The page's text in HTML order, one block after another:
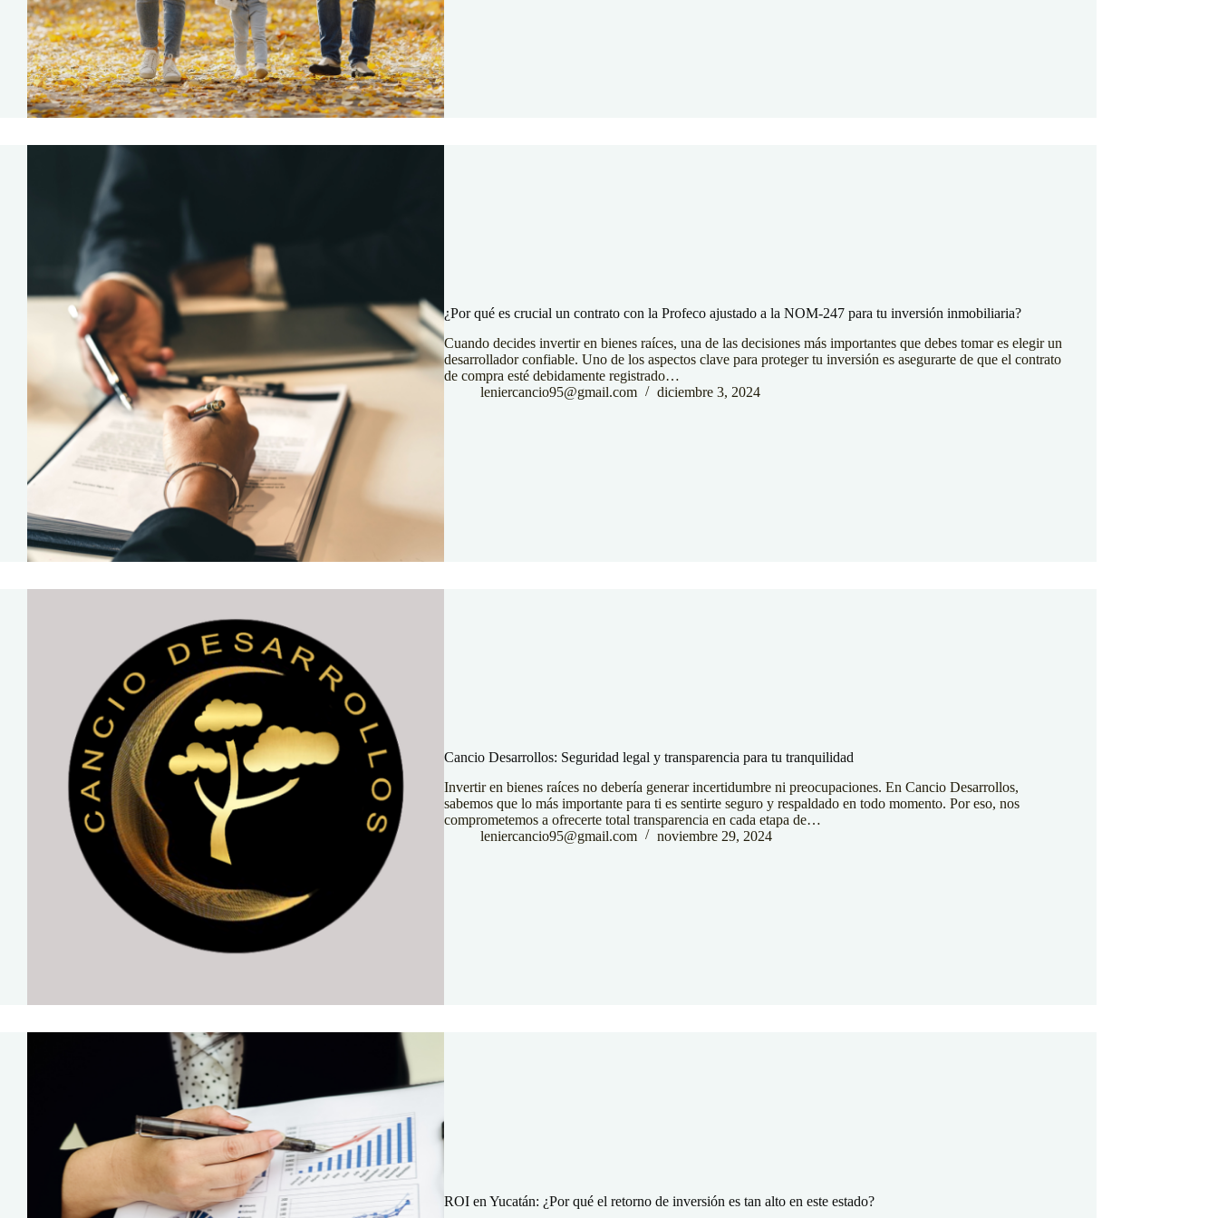
¿Por qué es crucial un contrato con la Profeco ajustado a la NOM-247 para tu inversión inmobiliaria?
Cuando decides invertir en bienes raíces, una de las decisiones más importantes que debes tomar es elegir un
desarrollador confiable. Uno de los aspectos clave para proteger tu inversión es asegurarte de que el contrato
de compra esté debidamente registrado…
leniercancio95@gmail.com
diciembre 3, 2024
Cancio Desarrollos: Seguridad legal y transparencia para tu tranquilidad
Invertir en bienes raíces no debería generar incertidumbre ni preocupaciones. En Cancio Desarrollos,
sabemos que lo más importante para ti es sentirte seguro y respaldado en todo momento. Por eso, nos
comprometemos a ofrecerte total transparencia en cada etapa de…
leniercancio95@gmail.com
noviembre 29, 2024
ROI en Yucatán: ¿Por qué el retorno de inversión es tan alto en este estado?